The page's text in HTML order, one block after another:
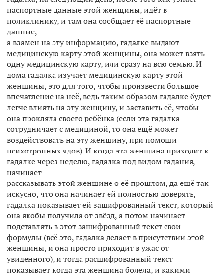
паспортные данные этой женщины, идёт в
поликлинику, и там она сообщает её паспортные
данные,
а взамен на эту информацию, гадалке выдают
медицинскую карту этой женщины, она может взять
одну медицинскую карту, или сразу на всю семью. И
дома гадалка изучает медицинскую карту этой
женщины, это для того, чтобы произвести большое
впечатление на неё, ведь таким образом гадалке будет
легче влиять на эту женщину, и заставить её, чтобы
она прокляла своего ребёнка (если эта гадалка
сотрудничает с медициной, то она ещё может
воздействовать на эту женщину, при помощи
психотропных ядов). И когда эта женщина приходит к
гадалке через неделю, гадалка под видом гадания,
начинает
рассказывать этой женщине о её прошлом, да ещё так
искусно, что она начинает ей полностью доверять,
гадалка показывает ей зашифрованный текст, который
она якобы получила от звёзд, а потом начинает
подставлять в этот зашифрованный текст свои
формулы (всё это, гадалка делает в присутствии этой
женщины, и она просто приходит в ужас от
увиденного), и тогда расшифрованный текст
показывает когда эта женщина болела, и какими